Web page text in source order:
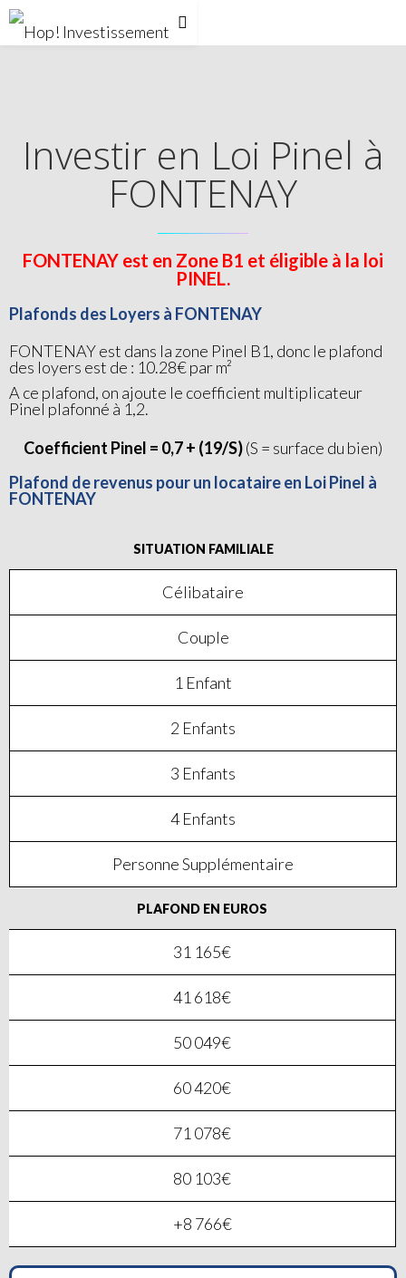
Investir en Loi Pinel à
FONTENAY
FONTENAY est en Zone B1 et éligible à la loi
PINEL.
Plafonds des Loyers à FONTENAY
FONTENAY est dans la zone Pinel B1, donc le plafond
des loyers est de : 10.28€ par m²
A ce plafond, on ajoute le coefficient multiplicateur
Pinel plafonné à 1,2.
Coefficient Pinel = 0,7 + (19/S)(S = surface du bien)
Plafond de revenus pour un locataire en Loi Pinel à
FONTENAY
SITUATION FAMILIALE
Célibataire
Couple
1 Enfant
2 Enfants
3 Enfants
4 Enfants
Personne Supplémentaire
PLAFOND EN EUROS
31 165€
41 618€
50 049€
60 420€
71 078€
80 103€
+8 766€